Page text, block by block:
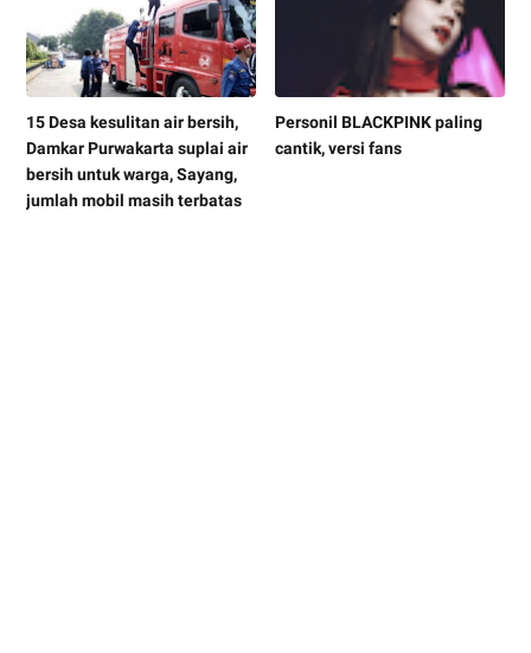
15 Desa kesulitan air bersih,
Damkar Purwakarta suplai air
bersih untuk warga, Sayang,
jumlah mobil masih terbatas
Personil BLACKPINK paling
cantik, versi fans